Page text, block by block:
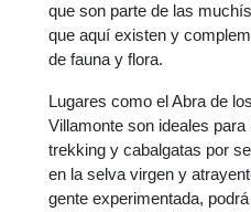
que son parte de las
que aquí existen y
de fauna y flora.
Lugares como el Abra de
Villamonte son ideales
trekking y cabalgatas por
en la selva virgen y
gente experimentada,